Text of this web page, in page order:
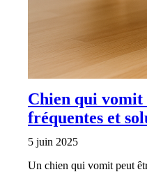
Chien qui vomit
fréquentes et
5 juin 2025
Un chien qui vomit peut